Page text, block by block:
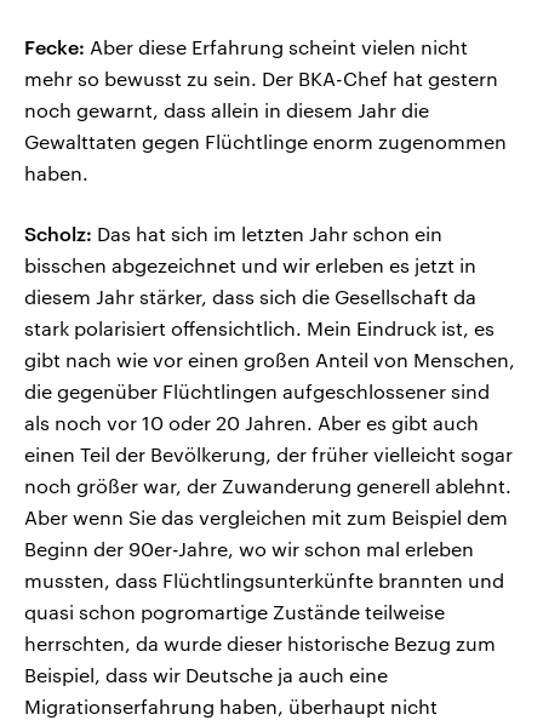
Fecke: Aber diese Erfahrung scheint vielen nicht
mehr so bewusst zu sein. Der BKA-Chef hat gestern
noch gewarnt, dass allein in diesem Jahr die
Gewalttaten gegen Flüchtlinge enorm zugenommen
haben.
Scholz: Das hat sich im letzten Jahr schon ein
bisschen abgezeichnet und wir erleben es jetzt in
diesem Jahr stärker, dass sich die Gesellschaft da
stark polarisiert offensichtlich. Mein Eindruck ist, es
gibt nach wie vor einen großen Anteil von Menschen,
die gegenüber Flüchtlingen aufgeschlossener sind
als noch vor 10 oder 20 Jahren. Aber es gibt auch
einen Teil der Bevölkerung, der früher vielleicht sogar
noch größer war, der Zuwanderung generell ablehnt.
Aber wenn Sie das vergleichen mit zum Beispiel dem
Beginn der 90er-Jahre, wo wir schon mal erleben
mussten, dass Flüchtlingsunterkünfte brannten und
quasi schon pogromartige Zustände teilweise
herrschten, da wurde dieser historische Bezug zum
Beispiel, dass wir Deutsche ja auch eine
Migrationserfahrung haben, überhaupt nicht